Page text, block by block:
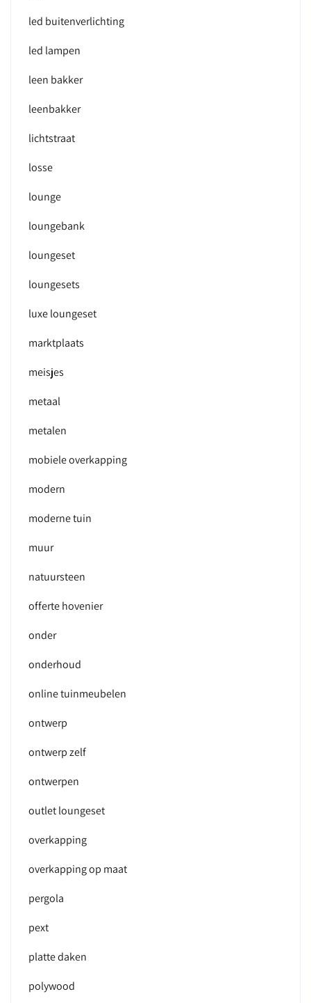
led buitenverlichting
led lampen
leen bakker
leenbakker
lichtstraat
losse
lounge
loungebank
loungeset
loungesets
luxe loungeset
marktplaats
meisjes
metaal
metalen
mobiele overkapping
modern
moderne tuin
muur
natuursteen
offerte hovenier
onder
onderhoud
online tuinmeubelen
ontwerp
ontwerp zelf
ontwerpen
outlet loungeset
overkapping
overkapping op maat
pergola
pext
platte daken
polywood